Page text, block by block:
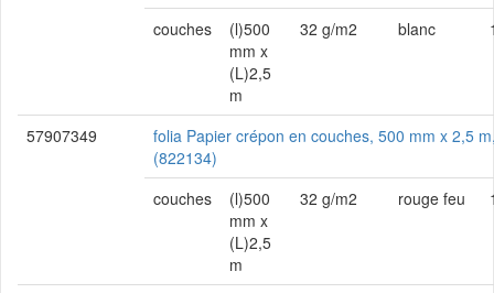
couches
(l)500
mm x
(L)2,5
m
32 g/m2 blanc
57907349
folia Papier crépon en couches, 500 mm x 2,5
(822134)
couches
(l)500
mm x
(L)2,5
m
32 g/m2 rouge feu